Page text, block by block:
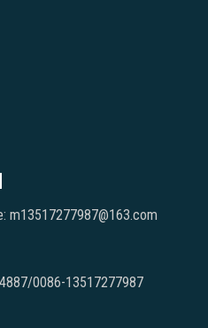
m13517277987@163.com
0086-13517277987